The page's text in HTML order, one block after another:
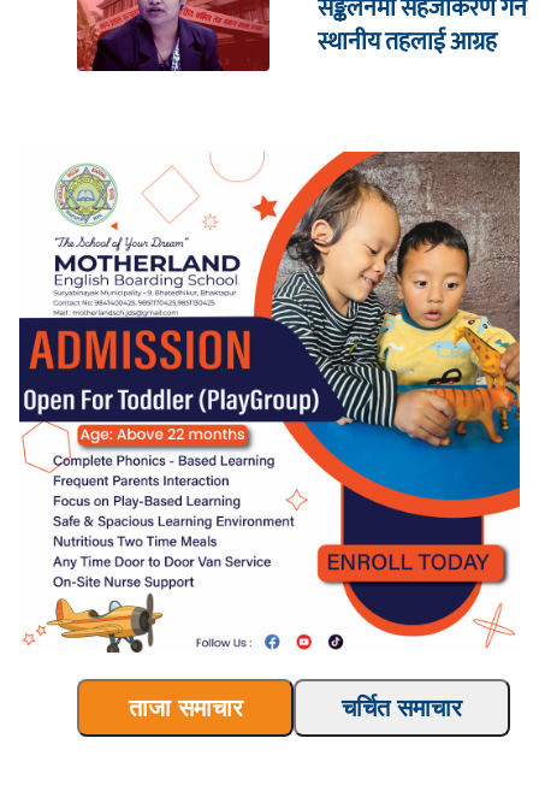
सङ्कलनमा सहजीकरण गर्न
स्थानीय तहलाई आग्रह
ताजा समाचार चर्चित समाचार